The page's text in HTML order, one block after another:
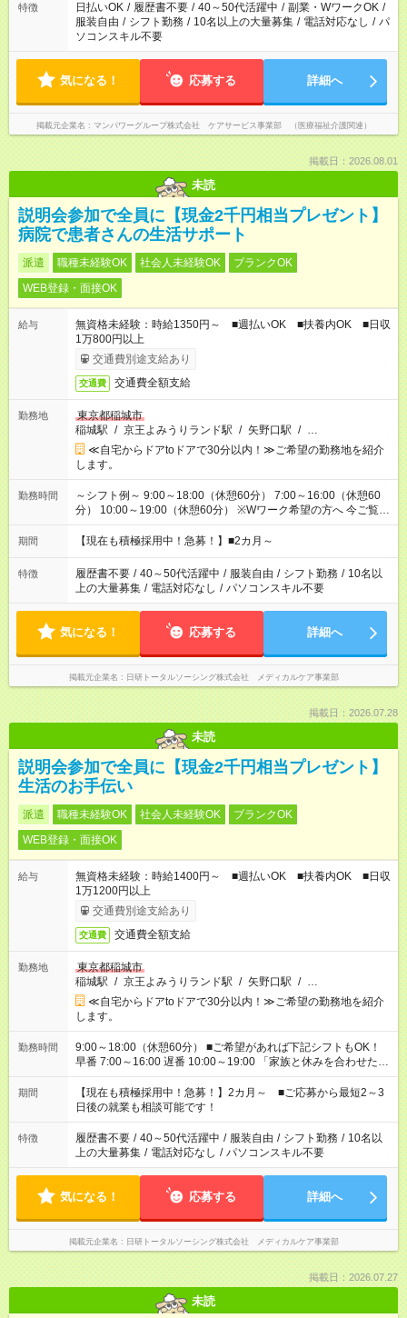
特徴 日払いOK / 履歴書不要 / 40～50代活躍中 / 副業・WワークOK /
服装自由 / シフト勤務 / 10名以上の大量募集 / 電話対応なし / パ
ソコンスキル不要
気になる！ 応募する 詳細へ
掲載元企業名 マンパワーグループ株式会社 ケアサービス事業部 （医療福祉介護関連）
掲載日：2026.08.01
未読
説明会参加で全員に【現金2千円相当プレゼント】
病院で患者さんの生活サポート
派遣 職種未経験OK 社会人未経験OK
ブランクOK
WEB登録・面接OK
給与
無資格未経験：時給1350円～ ■週払いOK ■扶養内OK ■日収
1万800円以上
交通費別途支給あり
交通費 交通費全額支給
勤務地
東京都稲城市
稲城駅 / 京王よみうりランド駅 / 矢野口駅 / …
≪自宅からドアtoドアで30分以内！≫ご希望の勤務地を紹介
します。
勤務時間
～シフト例～ 9:00～18:00（休憩60分） 7:00～16:00（休憩60
分） 10:00～19:00（休憩60分） ※Wワーク希望の方へ 今ご覧の
お仕事で希望する勤務時間と、もう1つのお仕事の勤務時間の合
計が 週40時間を超えなければOKです。
期間 【現在も積極採用中！急募！】■2カ月～
特徴 履歴書不要 / 40～50代活躍中 / 服装自由 / シフト勤務 / 10名以
上の大量募集 / 電話対応なし / パソコンスキル不要
気になる！ 応募する 詳細へ
掲載元企業名 日研トータルソーシング株式会社 メディカルケア事業部
掲載日：2026.07.28
未読
説明会参加で全員に【現金2千円相当プレゼント】
生活のお手伝い
派遣 職種未経験OK 社会人未経験OK
ブランクOK
WEB登録・面接OK
給与
無資格未経験：時給1400円～ ■週払いOK ■扶養内OK ■日収
1万1200円以上
交通費別途支給あり
交通費 交通費全額支給
勤務地
東京都稲城市
稲城駅 / 京王よみうりランド駅 / 矢野口駅 / …
≪自宅からドアtoドアで30分以内！≫ご希望の勤務地を紹介
します。
勤務時間
9:00～18:00（休憩60分） ■ご希望があれば下記シフトもOK！
早番 7:00～16:00 遅番 10:00～19:00 「家族と休みを合わせた
い」 「余裕を持って夕飯の準備がしたい」 「できれば残業はし
たくない」 など、ご希望を教えてくださいね。 ※Wワーク希望
の方へ 今ご覧のお仕事で希望する勤務時間と、もう1つのお仕事
の勤務時間。 合計で週40時間を超える場合は応募できません。
期間
【現在も積極採用中！急募！】2カ月～ ■ご応募から最短2～3
日後の就業も相談可能です！
特徴 履歴書不要 / 40～50代活躍中 / 服装自由 / シフト勤務 / 10名以
上の大量募集 / 電話対応なし / パソコンスキル不要
気になる！ 応募する 詳細へ
掲載元企業名 日研トータルソーシング株式会社 メディカルケア事業部
掲載日：2026.07.27
未読